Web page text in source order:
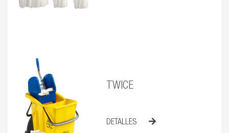
TWICE
DETALLES